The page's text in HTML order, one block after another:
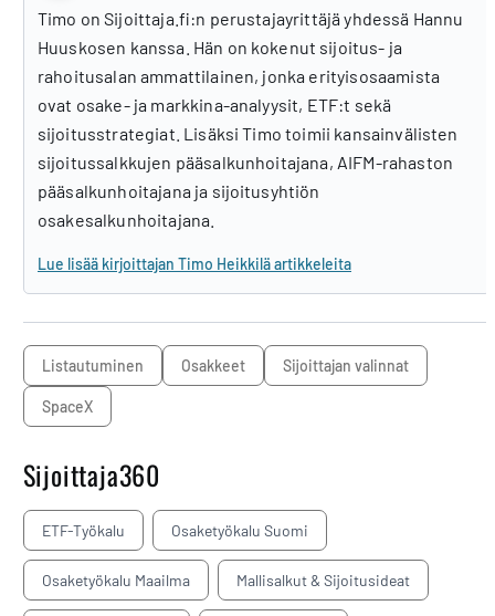
Timo on Sijoittaja.fi:n perustajayrittäjä yhdessä Hannu
Huuskosen kanssa. Hän on kokenut sijoitus- ja
rahoitusalan ammattilainen, jonka erityisosaamista
ovat osake- ja markkina-analyysit, ETF:t sekä
sijoitusstrategiat. Lisäksi Timo toimii kansainvälisten
sijoitussalkkujen pääsalkunhoitajana, AIFM-rahaston
pääsalkunhoitajana ja sijoitusyhtiön
osakesalkunhoitajana.
Lue lisää kirjoittajan Timo Heikkilä artikkeleita
listautuminen osakkeet sijoittajan valinnat
SpaceX
Sijoittaja360
ETF-Työkalu Osaketyökalu Suomi
Osaketyökalu Maailma Mallisalkut & Sijoitusideat